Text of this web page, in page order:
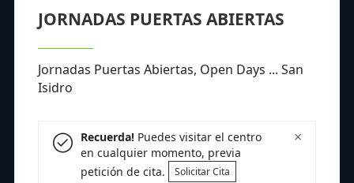
JORNADAS PUERTAS ABIERTAS
Jornadas Puertas Abiertas, Open Days ... San
Isidro
×
Recuerda!Puedes visitar el centro
en cualquier momento, previa
petición de cita.
Solicitar Cita